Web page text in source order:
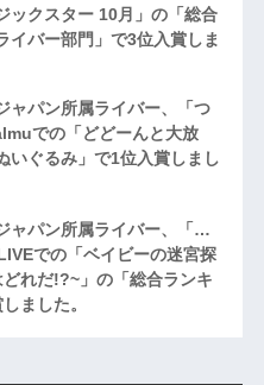
ックスター 10月」の「総合
バー部門」で3位入賞しま
ャパン所属ライバー、「つ
での「どどーんと大放
いぐるみ」で1位入賞しまし
ャパン所属ライバー、「…
での「ベイビーの迷宮探
れだ!?~」の「総合ランキ
ました。